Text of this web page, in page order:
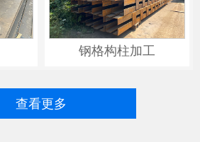
钢格构柱加工
查看更多